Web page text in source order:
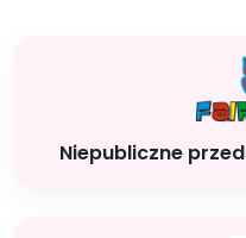
Niepubliczne